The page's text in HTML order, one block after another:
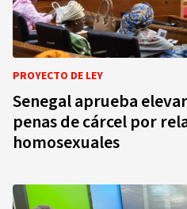
PROYECTO DE LEY
Senegal aprueba
penas de cárcel por
homosexuales